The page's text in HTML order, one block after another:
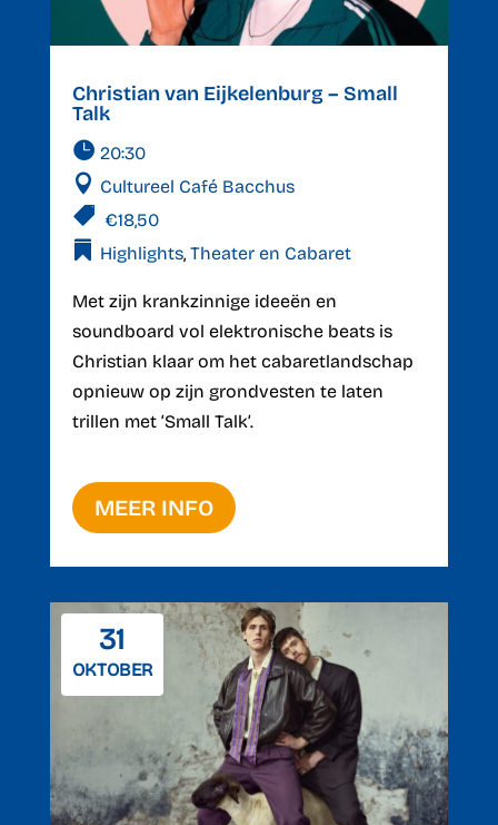
Christian van Eijkelenburg – Small
Talk
20:30
Cultureel Café Bacchus
€18,50
Highlights, Theater en Cabaret
Met zijn krankzinnige ideeën en
soundboard vol elektronische beats is
Christian klaar om het cabaretlandschap
opnieuw op zijn grondvesten te laten
trillen met ‘Small Talk’.
MEER INFO
31
OKTOBER